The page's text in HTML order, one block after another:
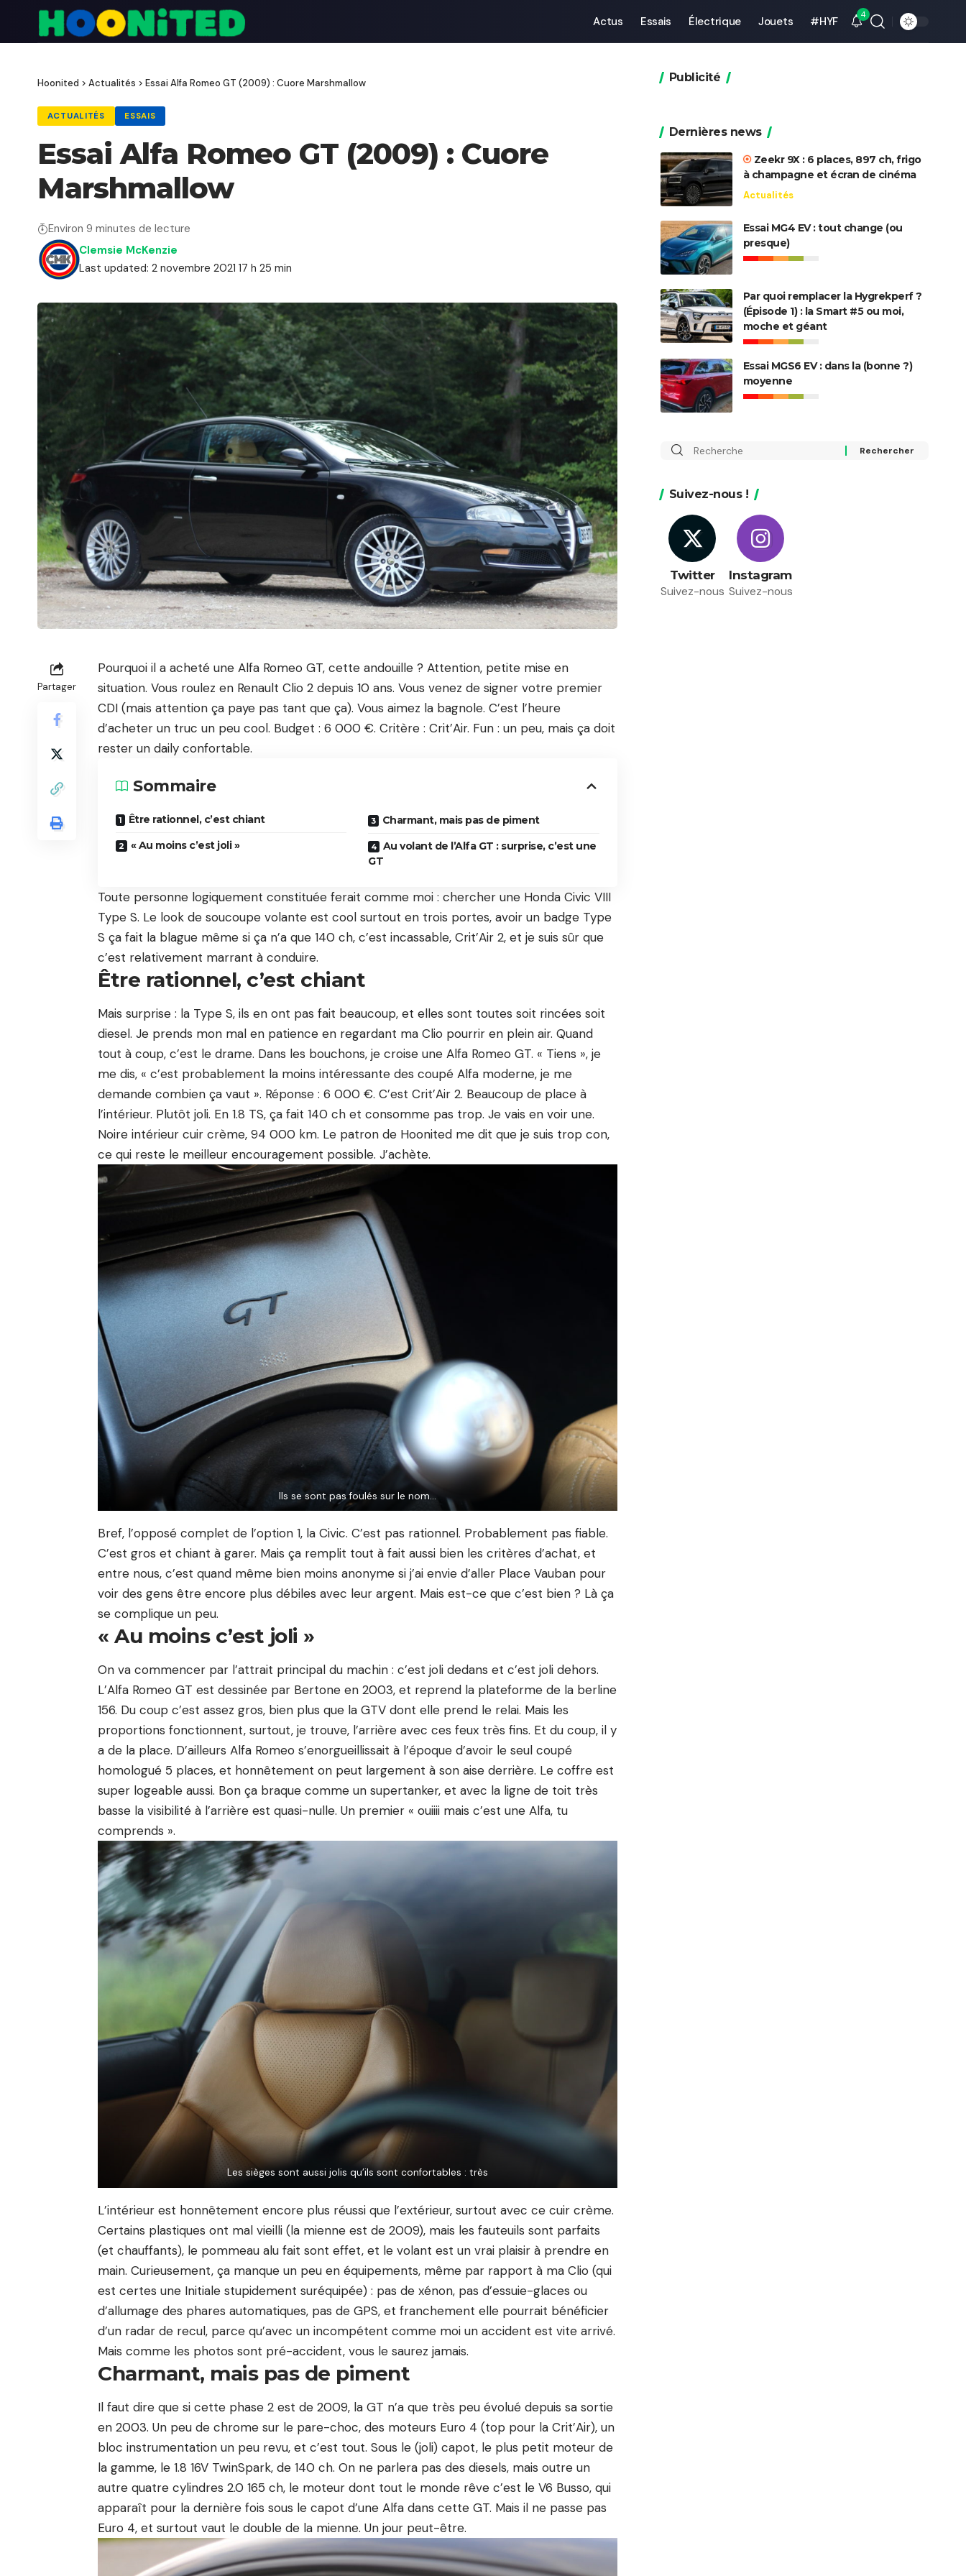
Actus Essais Électrique Jouets #HYF
4
Hoonited > Actualités > Essai Alfa Romeo GT (2009) : Cuore Marshmallow
ACTUALITÉS ESSAIS
Essai Alfa Romeo GT (2009) : Cuore
Marshmallow
Last updated: 2 novembre 2021 17 h 25 min
Clemsie McKenzie
Environ 9 minutes de lecture
Partager
Pourquoi il a acheté une Alfa Romeo GT, cette andouille ? Attention, petite mise en
situation. Vous roulez en Renault Clio 2 depuis 10 ans. Vous venez de signer votre premier
CDI (mais attention ça paye pas tant que ça). Vous aimez la bagnole. C’est l’heure
d’acheter un truc un peu cool. Budget : 6 000 €. Critère : Crit’Air. Fun : un peu, mais ça doit
rester un daily confortable.
Sommaire
Être rationnel, c’est chiant
« Au moins c’est joli »
Charmant, mais pas de piment
Au volant de l’Alfa GT : surprise, c’est une
GT
Toute personne logiquement constituée ferait comme moi : chercher une Honda Civic VIII
Type S. Le look de soucoupe volante est cool surtout en trois portes, avoir un badge Type
S ça fait la blague même si ça n’a que 140 ch, c’est incassable, Crit’Air 2, et je suis sûr que
c’est relativement marrant à conduire.
Être rationnel, c’est chiant
Mais surprise : la Type S, ils en ont pas fait beaucoup, et elles sont toutes soit rincées soit
diesel. Je prends mon mal en patience en regardant ma Clio pourrir en plein air. Quand
tout à coup, c’est le drame. Dans les bouchons, je croise une Alfa Romeo GT. « Tiens », je
me dis, « c’est probablement la moins intéressante des coupé Alfa moderne, je me
demande combien ça vaut ». Réponse : 6 000 €. C’est Crit’Air 2. Beaucoup de place à
l’intérieur. Plutôt joli. En 1.8 TS, ça fait 140 ch et consomme pas trop. Je vais en voir une.
Noire intérieur cuir crème, 94 000 km. Le patron de Hoonited me dit que je suis trop con,
ce qui reste le meilleur encouragement possible. J’achète.
Ils se sont pas foulés sur le nom…
Bref, l’opposé complet de l’option 1, la Civic. C’est pas rationnel. Probablement pas fiable.
C’est gros et chiant à garer. Mais ça remplit tout à fait aussi bien les critères d’achat, et
entre nous, c’est quand même bien moins anonyme si j’ai envie d’aller Place Vauban pour
voir des gens être encore plus débiles avec leur argent. Mais est-ce que c’est bien ? Là ça
se complique un peu.
« Au moins c’est joli »
On va commencer par l’attrait principal du machin : c’est joli dedans et c’est joli dehors.
L’Alfa Romeo GT est dessinée par Bertone en 2003, et reprend la plateforme de la berline
156. Du coup c’est assez gros, bien plus que la GTV dont elle prend le relai. Mais les
proportions fonctionnent, surtout, je trouve, l’arrière avec ces feux très fins. Et du coup, il y
a de la place. D’ailleurs Alfa Romeo s’enorgueillissait à l’époque d’avoir le seul coupé
homologué 5 places, et honnêtement on peut largement à son aise derrière. Le coffre est
super logeable aussi. Bon ça braque comme un supertanker, et avec la ligne de toit très
basse la visibilité à l’arrière est quasi-nulle. Un premier « ouiiii mais c’est une Alfa, tu
comprends ».
Les sièges sont aussi jolis qu’ils sont confortables : très
L’intérieur est honnêtement encore plus réussi que l’extérieur, surtout avec ce cuir crème.
Certains plastiques ont mal vieilli (la mienne est de 2009), mais les fauteuils sont parfaits
(et chauffants), le pommeau alu fait sont effet, et le volant est un vrai plaisir à prendre en
main. Curieusement, ça manque un peu en équipements, même par rapport à ma Clio (qui
est certes une Initiale stupidement suréquipée) : pas de xénon, pas d’essuie-glaces ou
d’allumage des phares automatiques, pas de GPS, et franchement elle pourrait bénéficier
d’un radar de recul, parce qu’avec un incompétent comme moi un accident est vite arrivé.
Mais comme les photos sont pré-accident, vous le saurez jamais.
Charmant, mais pas de piment
Il faut dire que si cette phase 2 est de 2009, la GT n’a que très peu évolué depuis sa sortie
en 2003. Un peu de chrome sur le pare-choc, des moteurs Euro 4 (top pour la Crit’Air), un
bloc instrumentation un peu revu, et c’est tout. Sous le (joli) capot, le plus petit moteur de
la gamme, le 1.8 16V TwinSpark, de 140 ch. On ne parlera pas des diesels, mais outre un
autre quatre cylindres 2.0 165 ch, le moteur dont tout le monde rêve c’est le V6 Busso, qui
apparaît pour la dernière fois sous le capot d’une Alfa dans cette GT. Mais il ne passe pas
Euro 4, et surtout vaut le double de la mienne. Un jour peut-être.
Publicité
Dernières news
Zeekr 9X : 6 places, 897 ch, frigo
à champagne et écran de cinéma
Actualités
Essai MG4 EV : tout change (ou
presque)
Par quoi remplacer la Hygrekperf ?
(Épisode 1) : la Smart #5 ou moi,
moche et géant
Essai MGS6 EV : dans la (bonne ?)
moyenne
Rechercher
Suivez-nous !
Twitter
Suivez-nous
Instagram
Suivez-nous